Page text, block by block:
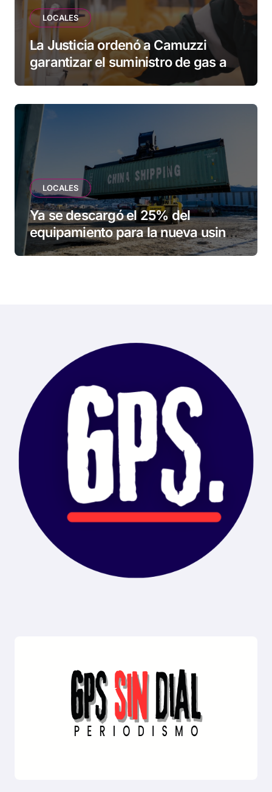
LOCALES
La Justicia ordenó a Camuzzi
garantizar el suministro de gas a
una familia de Tolhuin
LOCALES
Ya se descargó el 25% del
equipamiento para la nueva usina
de Ushuaia